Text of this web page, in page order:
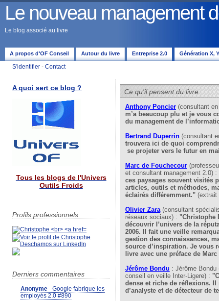
Le nouveau management
Le blog associé au livre
A propos d'OF Conseil Autour du livre Entreprise 2.0 Génération X,
S'identifier - Contact
A quoi sert ce blog ?
Tous les blogs de l'Univers
Outils Froids
Profils professionnels
Derniers commentaires
Anonyme - Google fabrique les
employés 2.0 #890
Ce qu'il pensent du livre
Anthony Poncier (consultant
m’a beaucoup plu et je vous
du management de
Bertrand Duperrin (consultant
trouvera ici de quoi
se projeter vers le futur en
Marc de Fouchecour
et consultant management 2.0) :
ces paysages souvent visités
articles, outils et méthodes,
éclairés différemment." (extrait
Olivier Zara(consultant
réseaux sociaux) : "Christophe
découvrir l’univers de la
2006. Il fait une veille
gestion des connaissances,
source d’inspiration. Je vous
livre avec une préface de
Jérôme Bondu : Jérôme
conseil en veille Inter-Ligere) :
dense et riche de réflexions.
d’analyste et de détecteur de